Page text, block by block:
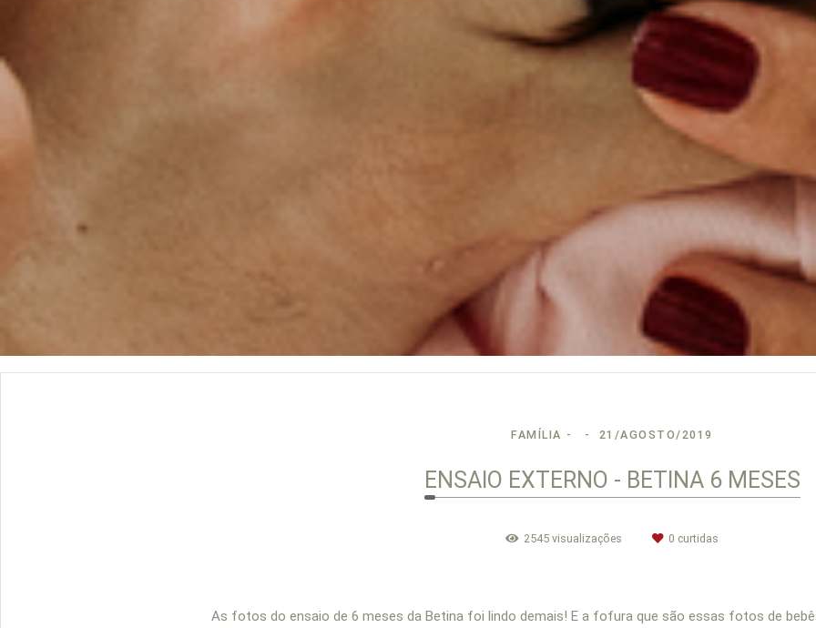
FAMÍLIA 21/AGOSTO/2019
ENSAIO EXTERNO - BETINA 6 MESES
2545 visualizações 0 curtidas
As fotos do ensaio de 6 meses da Betina foi lindo demais! E a fofura que são essas fotos de